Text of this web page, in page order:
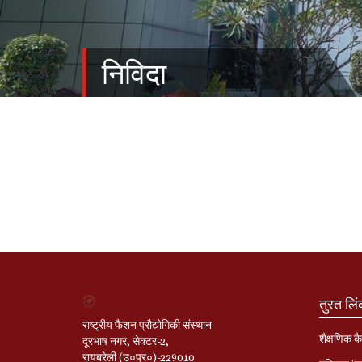
निविदा
राष्ट्रीय फैशन प्रौद्योगिकी संस्थान
दूरभाष नगर, सेक्टर-2,
रायबरेली (उ०प्र०)-229010
तुरत
शैक्षणिक